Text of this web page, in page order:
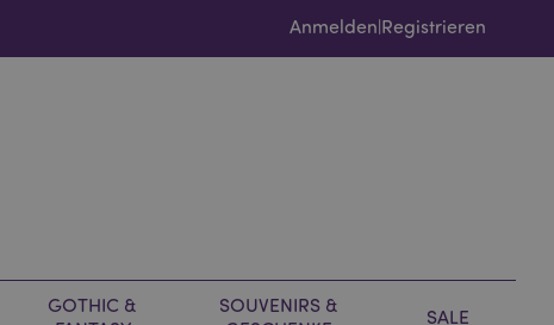
Anmelden|Registrieren
GOTHIC &
SOUVENIRS &
SALE